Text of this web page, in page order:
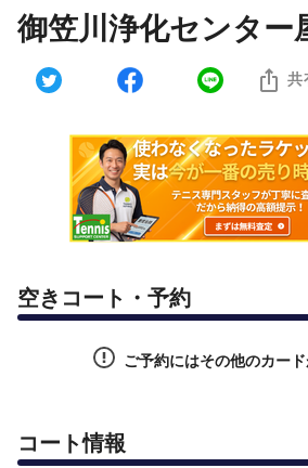
御笠川浄化センター
共
空きコート・予約
ご予約にはその他のカード
コート情報